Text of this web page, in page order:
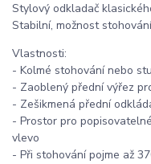
Stylový odkladač
Stabilní, možnost
Vlastnosti:
- Kolmé stohování nebo
- Zaoblený přední výřez
- Zešikmená přední
- Prostor pro
vlevo
- Při stohování pojme až